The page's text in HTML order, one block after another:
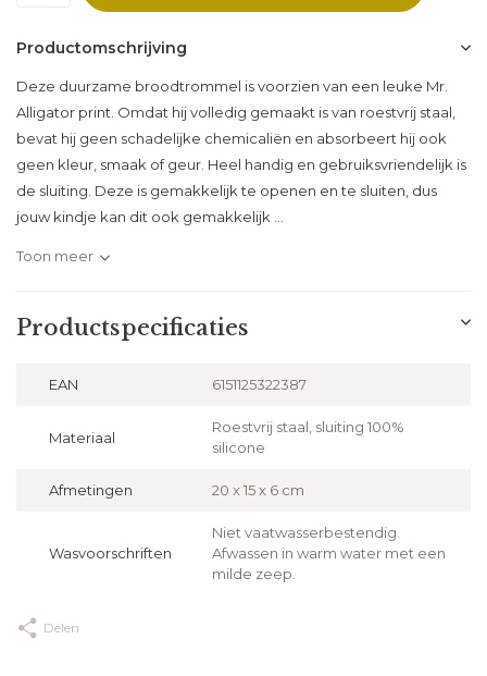
Productomschrijving
Deze duurzame broodtrommel is voorzien van een leuke Mr.
Alligator print. Omdat hij volledig gemaakt is van roestvrij staal,
bevat hij geen schadelijke chemicaliën en absorbeert hij ook
geen kleur, smaak of geur. Heel handig en gebruiksvriendelijk is
de sluiting. Deze is gemakkelijk te openen en te sluiten, dus
jouw kindje kan dit ook gemakkelijk ...
Toon meer
Productspecificaties
EAN 6151125322387
Materiaal
Roestvrij staal, sluiting 100%
silicone
Afmetingen 20 x 15 x 6 cm
Wasvoorschriften
Niet vaatwasserbestendig.
Afwassen in warm water met een
milde zeep.
Delen